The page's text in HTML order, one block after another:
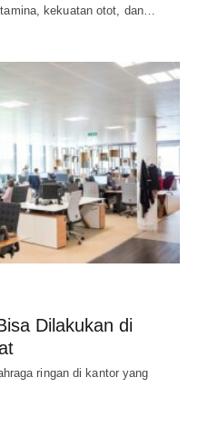
kekuatan otot, dan…
Dilakukan di
ringan di kantor yang